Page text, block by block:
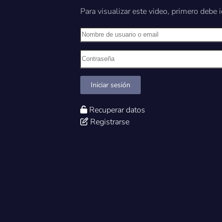
Para visualizar este video, primero debe
Nombre de usuario o email
Contraseña
Iniciar sesión
Recuperar datos
Registrarse